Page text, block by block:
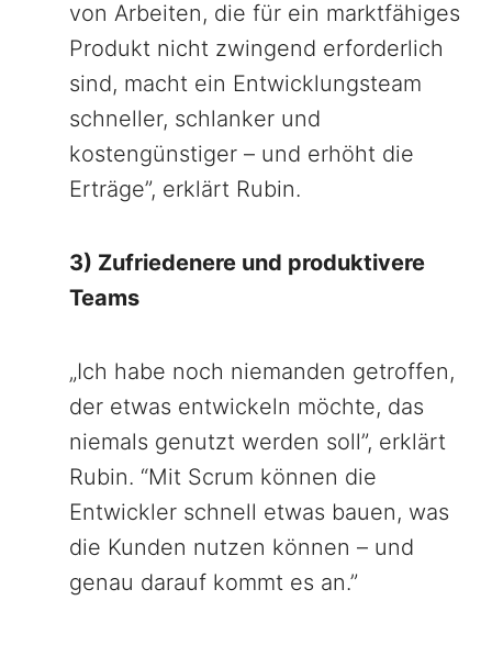
von Arbeiten, die für ein marktfähiges
Produkt nicht zwingend erforderlich
sind, macht ein Entwicklungsteam
schneller, schlanker und
kostengünstiger – und erhöht die
Erträge”, erklärt Rubin.
3) Zufriedenere und produktivere
Teams
„Ich habe noch niemanden getroffen,
der etwas entwickeln möchte, das
niemals genutzt werden soll”, erklärt
Rubin. “Mit Scrum können die
Entwickler schnell etwas bauen, was
die Kunden nutzen können – und
genau darauf kommt es an.”